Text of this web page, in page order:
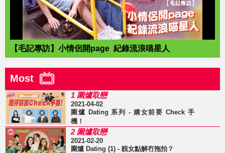
【毛記專訪】小情侶開page 紀錄流浪喵星人
Most
1 圍爐取戀
2021-04-02
圍爐 Dating 系列 - 媾女前要 Check 手
機！
2 圍爐取戀
2021-02-20
圍爐 Dating (1) - 靚女點解冇拖拍？